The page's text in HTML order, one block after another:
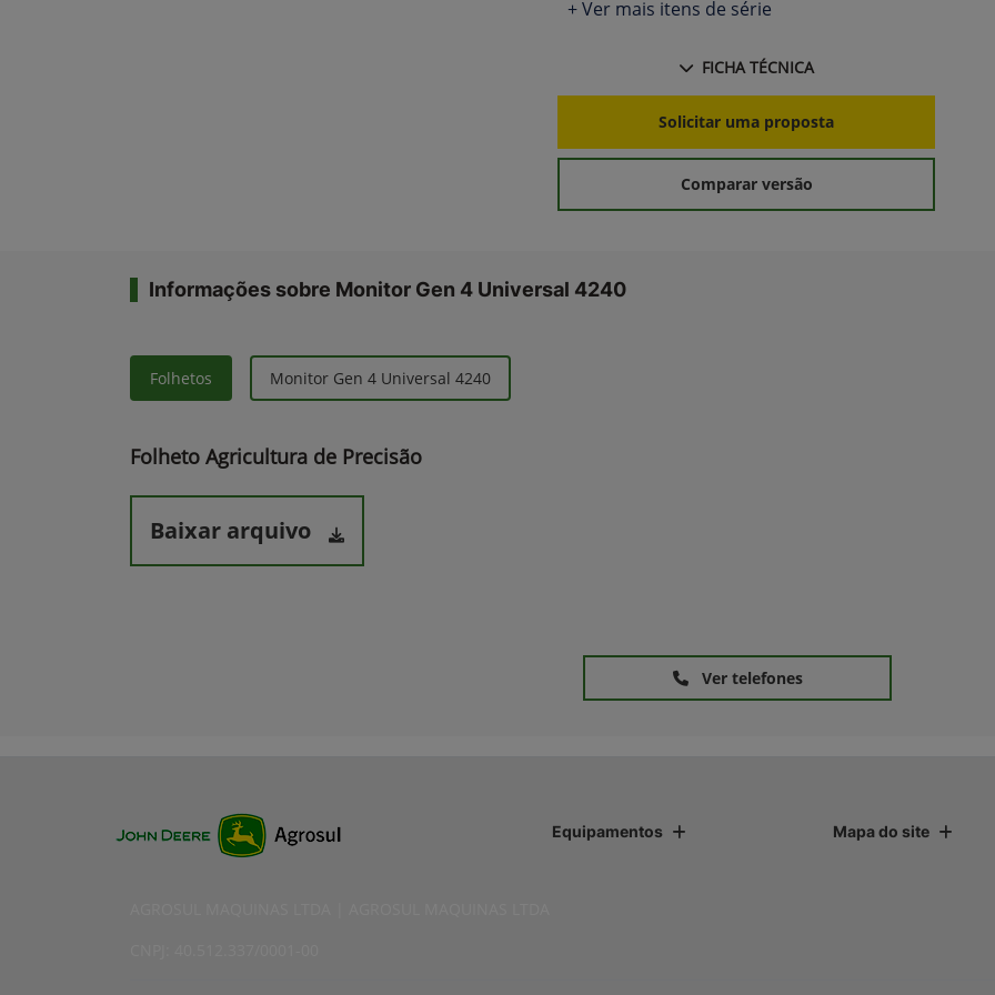
+ Ver mais itens de série
FICHA TÉCNICA
Solicitar uma proposta
Comparar versão
Informações sobre Monitor Gen 4 Universal 4240
Folhetos Monitor Gen 4 Universal 4240
Folheto Agricultura de Precisão
Baixar arquivo
Ver telefones
Equipamentos Mapa do site